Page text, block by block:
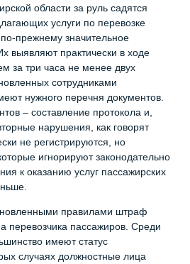
области за руль садятся
услуги по перевозке
прежнему значительное
выявляют практически в ходе
за три часа не менее двух
сотрудниками
нужного перечня документов.
– составление протокола и,
нарушения, как говорят
не регистрируются, но
игнорируют законодательно
к оказанию услуг пассажирских
правилами штраф
перевозчика пассажиров. Среди
имеют статус
случаях должностные лица